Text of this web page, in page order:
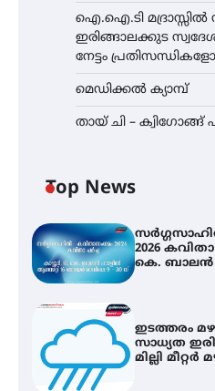
ഐ.ഐ.ടി മദ്രാസ്സിൽ
ഇരിങ്ങാലക്കുട
നേട്ടം
മെഡിക്കൽ ക്യാമ്പ്
തായ് ചി – ക്വിഗോങ്ങ്
Top News
2026 കവിതാ
കെ. ബാലൻ
ഇടത്തരം
സാധ്യത
മില്ലി മീറ്റർ